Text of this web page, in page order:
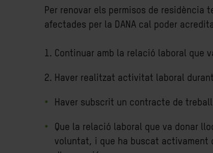
Per renovar els permisos de
afectades per la DANA cal poder
Continuar amb la relació laboral que
Haver realitzat activitat laboral
Haver subscrit un contracte de
Que la relació laboral que va donar
voluntat, i que ha buscat activament